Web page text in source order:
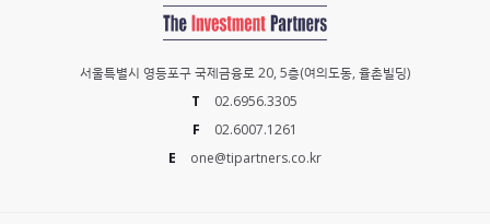
Scroll
to
top
서울특별시 영등포구 국제금융로 20, 5층(여의도동, 율촌빌딩)
T
02.6956.3305
F
02.6007.1261
E
one@tipartners.co.kr